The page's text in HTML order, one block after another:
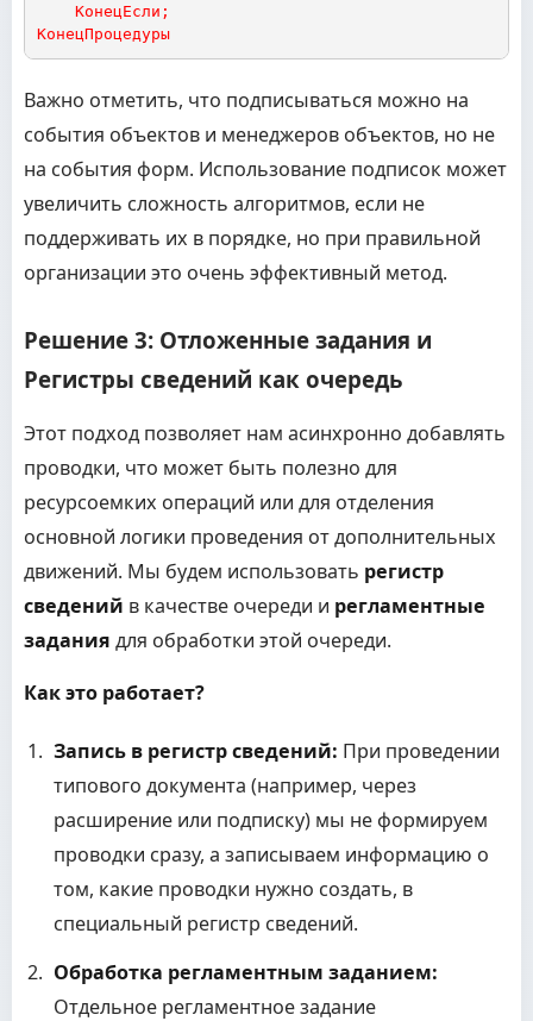
КонецЕсли ;
КонецПроцедуры
Важно отметить, что подписываться можно на
события объектов и менеджеров объектов, но не
на события форм. Использование подписок может
увеличить сложность алгоритмов, если не
поддерживать их в порядке, но при правильной
организации это очень эффективный метод.
Решение 3: Отложенные задания и
Регистры сведений как очередь
Этот подход позволяет нам асинхронно добавлять
проводки, что может быть полезно для
ресурсоемких операций или для отделения
основной логики проведения от дополнительных
движений. Мы будем использовать регистр
сведений в качестве очереди и регламентные
задания для обработки этой очереди.
Как это работает?
Запись в регистр сведений: При проведении
типового документа (например, через
расширение или подписку) мы не формируем
проводки сразу, а записываем информацию о
том, какие проводки нужно создать, в
специальный регистр сведений.
Обработка регламентным заданием:
Отдельное регламентное задание